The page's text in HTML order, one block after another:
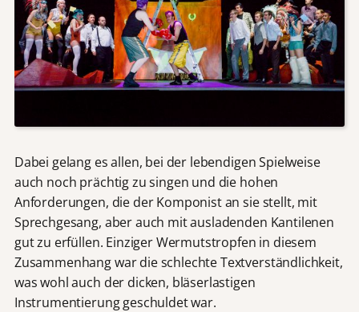
Dabei gelang es allen, bei der lebendigen Spielweise
auch noch prächtig zu singen und die hohen
Anforderungen, die der Komponist an sie stellt, mit
Sprechgesang, aber auch mit ausladenden Kantilenen
gut zu erfüllen. Einziger Wermutstropfen in diesem
Zusammenhang war die schlechte Textverständlichkeit,
was wohl auch der dicken, bläserlastigen
Instrumentierung geschuldet war.